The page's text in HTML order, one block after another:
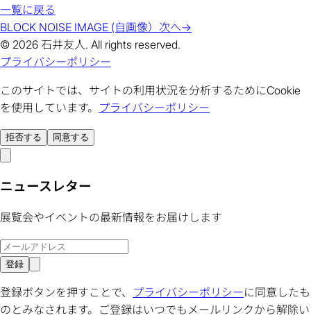
一覧に戻る
BLOCK NOISE IMAGE (自画像） 次へ→
© 2026 石井友人. All rights reserved.
プライバシーポリシー
このサイトでは、サイトの利用状況を分析するためにCookie
を使用しています。 プライバシーポリシー
拒否する 同意する
ニュースレター
展覧会やイベントの最新情報をお届けします
登録
登録ボタンを押すことで、 プライバシーポリシーに同意したも
のとみなされます。ご登録はいつでもメールリンクから解除い